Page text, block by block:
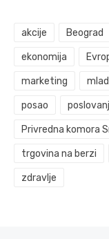
akcije Beograd
ekonomija
marketing
posao
Privredna komora
trgovina na berzi
zdravlje